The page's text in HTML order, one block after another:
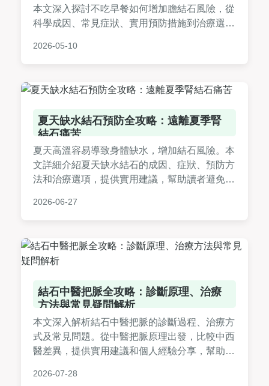
本文深入探討不吃早餐如何增加膽結石風險，從
科學成因、常見症狀、實用預防措施到治療選
康習慣，遠離膽結石困擾。想知道早餐該吃什麼
2026-05-10
夏天缺水結石預防全攻略：遠離夏季腎
結石痛苦
夏天高溫容易導致身體缺水，增加結石風險。本
文詳細介紹夏天缺水結石的成因、症狀、預防方
法和治療選項，提供實用建議，幫助讀者避免疼
等，覆蓋所有常見問題，讓你安然度夏。
2026-06-27
結石中醫把脈全攻略：診斷原理、治療
方法與常見疑問解析
本文深入解析結石中醫把脈的診斷過程、治療方
式及常見問題。從中醫把脈原理出發，比較中西
醫差異，提供實用建議和個人經驗分享，幫助您
問。內容涵蓋把脈技巧、治療周期、費用估算等
2026-07-28